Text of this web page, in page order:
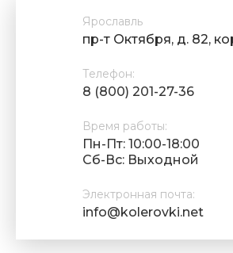
Ярославль
пр-т Октября, д. 82,
Телефон:
8 (800) 201-27-36
Время работы:
Пн-Пт: 10:00-18:00
Cб-Вс: Выходной
Электронная почта:
info@kolerovki.net